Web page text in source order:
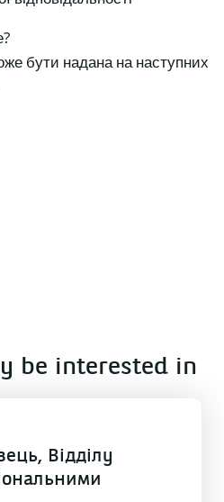
бути надана на наступних
be interested in
Відділу